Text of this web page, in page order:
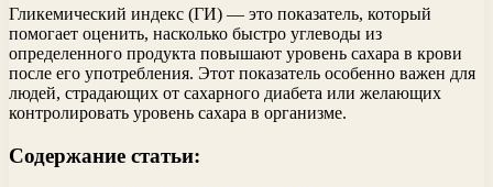
Гликемический индекс (ГИ) — это показатель, который
помогает оценить, насколько быстро углеводы из
определенного продукта повышают уровень сахара в крови
после его употребления. Этот показатель особенно важен для
людей, страдающих от сахарного диабета или желающих
контролировать уровень сахара в организме.
Содержание статьи: